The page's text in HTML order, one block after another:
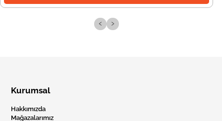
‹ ›
Kurumsal
Hakkımızda
Mağazalarımız